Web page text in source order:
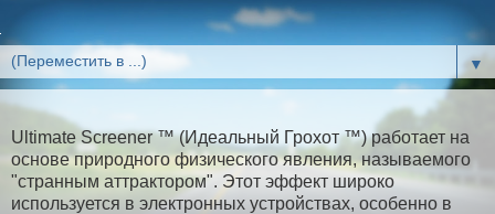
▼
Ultimate Screener ™ (Идеальный Грохот ™) работает на
основе природного физического явления, называемого
"странным аттрактором". Этот эффект широко
используется в электронных устройствах, особенно в